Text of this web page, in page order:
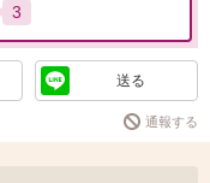
3
送る
通報する